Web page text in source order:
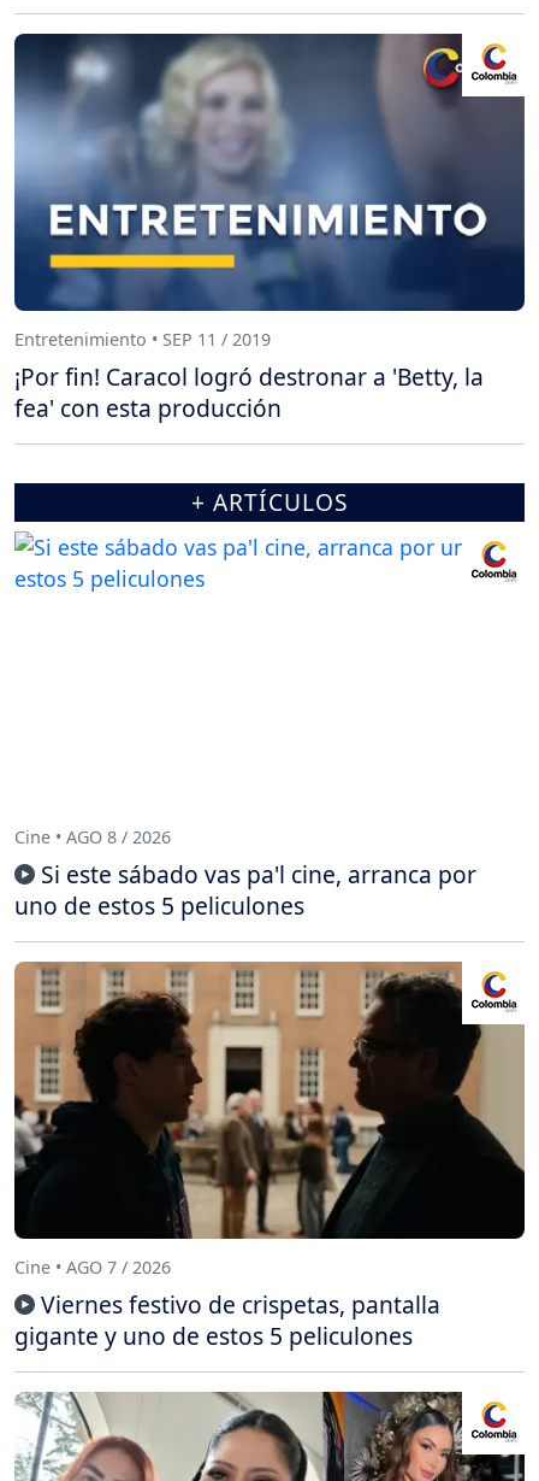
Entretenimiento • SEP 11 / 2019
¡Por fin! Caracol logró destronar a 'Betty, la
fea' con esta producción
+ ARTÍCULOS
Cine • AGO 8 / 2026
Si este sábado vas pa'l cine, arranca por
uno de estos 5 peliculones
Cine • AGO 7 / 2026
Viernes festivo de crispetas, pantalla
gigante y uno de estos 5 peliculones